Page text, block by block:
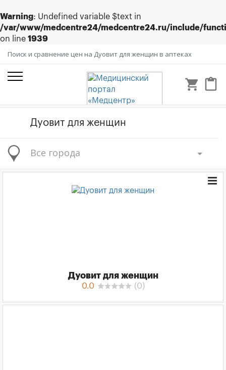
Warning: Undefined variable $text in
/var/www/medcentre24/medcentre24.ru/include/
on line 1939
Поиск и сравнение цен на Дуовит для женщин в аптеках
shopping_cart content_paste
Все города
Дуовит для женщин
0.0 (0)